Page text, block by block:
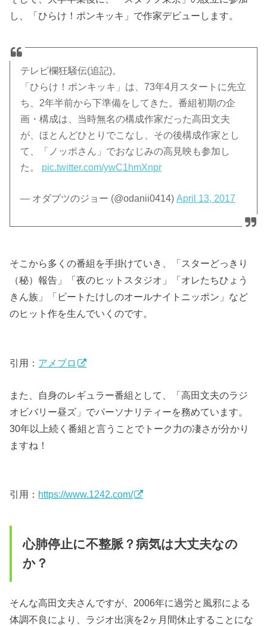
し、「ひらけ！ポンキッキ」で作家デビューします。
テレビ欄狂騒伝(追記)。
「ひらけ！ポンキッキ」は、73年4月スタートに先立
ち、2年半前から下準備をしてきた。番組初期の企
画・構成は、当時無名の構成作家だった高田文夫
が、ほとんどひとりでこなし、その後構成作家とし
て、「ノッポさん」でおなじみの高見映も参加し
た。 pic.twitter.com/ywC1hmXnpr
— オダブツのジョー (@odanii0414)April 13, 2017
そこから多くの番組を手掛けていき、「スターどっきり
（秘）報告」「夜のヒットスタジオ」「オレたちひょう
きん族」「ビートたけしのオールナイトニッポン」など
のヒット作を生んでいくのです。
引用： アメブロ
また、自身のレギュラー番組として、「高田文夫のラジ
オビバリー昼ズ」でパーソナリティーを務めています。
30年以上続く番組と言うことでトーク力の凄さが分かり
ますね！
引用： https://www.1242.com/
心肺停止に不整脈？病気は大丈夫なの
か？
そんな高田文夫さんですが、2006年に過労と風邪による
体調不良により、ラジオ出演を2ヶ月間休止することにな